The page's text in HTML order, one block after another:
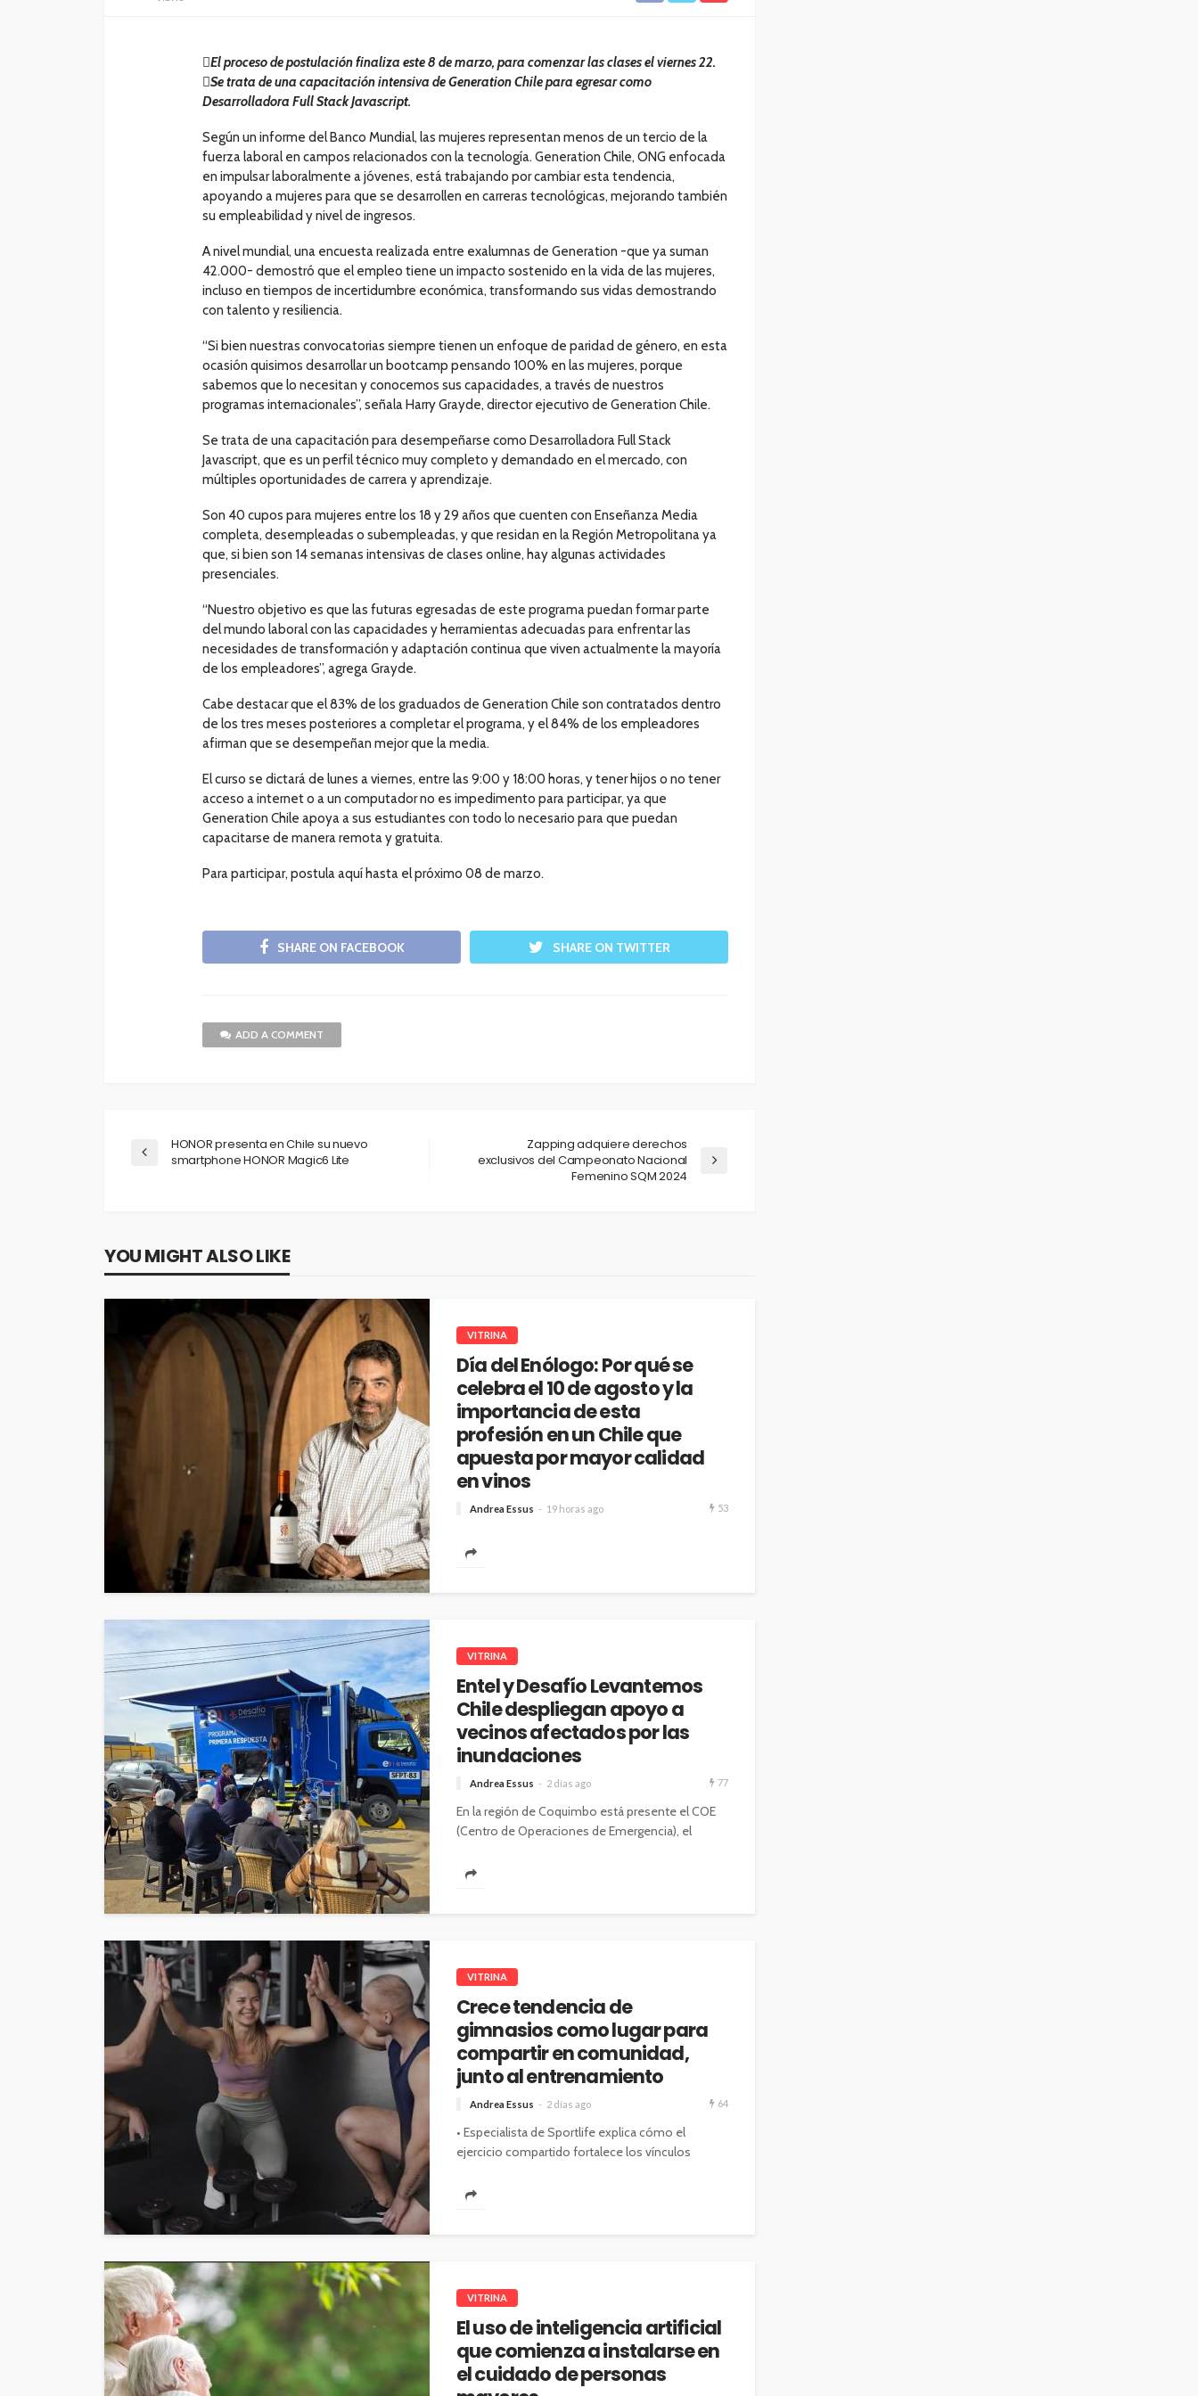
El proceso de postulación finaliza este 8 de marzo, para comenzar las clases el viernes 22.
Se trata de una capacitación intensiva de Generation Chile para egresar como
Desarrolladora Full Stack Javascript.
Según un informe del Banco Mundial, las mujeres representan menos de un tercio de la
fuerza laboral en campos relacionados con la tecnología. Generation Chile, ONG enfocada
en impulsar laboralmente a jóvenes, está trabajando por cambiar esta tendencia,
apoyando a mujeres para que se desarrollen en carreras tecnológicas, mejorando también
su empleabilidad y nivel de ingresos.
A nivel mundial, una encuesta realizada entre exalumnas de Generation -que ya suman
42.000- demostró que el empleo tiene un impacto sostenido en la vida de las mujeres,
incluso en tiempos de incertidumbre económica, transformando sus vidas demostrando
con talento y resiliencia.
“Si bien nuestras convocatorias siempre tienen un enfoque de paridad de género, en esta
ocasión quisimos desarrollar un bootcamp pensando 100% en las mujeres, porque
sabemos que lo necesitan y conocemos sus capacidades, a través de nuestros
programas internacionales”, señala Harry Grayde, director ejecutivo de Generation Chile.
Se trata de una capacitación para desempeñarse como Desarrolladora Full Stack
Javascript, que es un perfil técnico muy completo y demandado en el mercado, con
múltiples oportunidades de carrera y aprendizaje.
Son 40 cupos para mujeres entre los 18 y 29 años que cuenten con Enseñanza Media
completa, desempleadas o subempleadas, y que residan en la Región Metropolitana ya
que, si bien son 14 semanas intensivas de clases online, hay algunas actividades
presenciales.
“Nuestro objetivo es que las futuras egresadas de este programa puedan formar parte
del mundo laboral con las capacidades y herramientas adecuadas para enfrentar las
necesidades de transformación y adaptación continua que viven actualmente la mayoría
de los empleadores”, agrega Grayde.
Cabe destacar que el 83% de los graduados de Generation Chile son contratados dentro
de los tres meses posteriores a completar el programa, y el 84% de los empleadores
afirman que se desempeñan mejor que la media.
El curso se dictará de lunes a viernes, entre las 9:00 y 18:00 horas, y tener hijos o no tener
acceso a internet o a un computador no es impedimento para participar, ya que
Generation Chile apoya a sus estudiantes con todo lo necesario para que puedan
capacitarse de manera remota y gratuita.
Para participar, postula aquí hasta el próximo 08 de marzo.
SHARE ON FACEBOOK SHARE ON TWITTER
ADD A COMMENT
HONOR presenta en Chile su nuevo
smartphone HONOR Magic6 Lite
Zapping adquiere derechos
exclusivos del Campeonato Nacional
Femenino SQM 2024
YOU MIGHT ALSO LIKE
VITRINA
Día del Enólogo: Por qué se
celebra el 10 de agosto y la
importancia de esta
profesión en un Chile que
apuesta por mayor calidad
en vinos
Andrea Essus 19 horas ago 53
enólogos, en un país donde los consumidores
VITRINA
Entel y Desafío Levantemos
Chile despliegan apoyo a
vecinos afectados por las
inundaciones
Andrea Essus 2 días ago 77
En la región de Coquimbo está presente el COE
(Centro de Operaciones de Emergencia), el
VITRINA
Crece tendencia de
gimnasios como lugar para
compartir en comunidad,
junto al entrenamiento
Andrea Essus 2 días ago 64
• Especialista de Sportlife explica cómo el
ejercicio compartido fortalece los vínculos
física...
VITRINA
El uso de inteligencia artificial
que comienza a instalarse en
el cuidado de personas